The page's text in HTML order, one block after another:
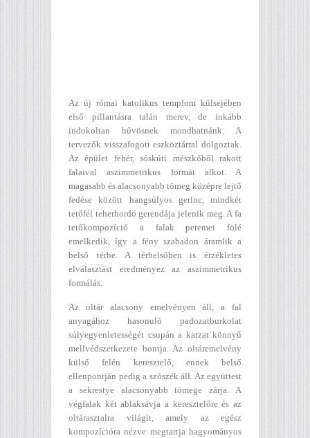
Az új római katolikus templom külsejében
első pillantásra talán merev, de inkább
indokoltan hűvösnek mondhatnánk. A
tervezők visszafogott eszköztárral dolgoztak.
Az épület fehér, sóskúti mészkőből rakott
falaival aszimmetrikus formát alkot. A
magasabb és alacsonyabb tömeg középre lejtő
fedése között hangsúlyos gerinc, mindkét
tetőfél teherhordó gerendája jelenik meg. A fa
tetőkompozíció a falak peremei fölé
emelkedik, így a fény szabadon áramlik a
belső térbe. A térbelsőben is érzékletes
elválasztást eredményez az aszimmetrikus
formálás.
Az oltár alacsony emelvényen áll, a fal
anyagához hasonuló padozatburkolat
súlyegyenletességét csupán a karzat könnyű
mellvédszerkezete bontja. Az oltáremelvény
külső felén keresztelő, ennek belső
ellenpontján pedig a szószék áll. Az együttest
a sekrestye alacsonyabb tömege zárja. A
végfalak két ablaksávja a keresztelőre és az
oltárasztalra világít, amely az egész
kompozícióra nézve megtartja hagyományos